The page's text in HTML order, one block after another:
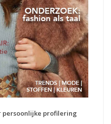
persoonlijke profilering